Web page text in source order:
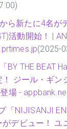
ら新たに4名が
活動開始！ |
(2025-
BY THE BEAT
ジール・ギン
場 -
「NIJISANJI EN
デビュー！ ユ